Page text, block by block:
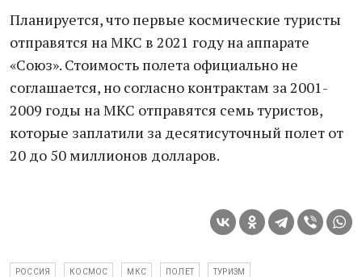
Планируется, что первые космические туристы
отправятся на МКС в 2021 году на аппарате
«Союз». Стоимость полета официально не
соглашается, но согласно контрактам за 2001-
2009 годы на МКС отправятся семь туристов,
которые заплатили за десятисуточный полет от
20 до 50 миллионов долларов.
РОССИЯ КОСМОС МКС ПОЛЕТ ТУРИЗМ